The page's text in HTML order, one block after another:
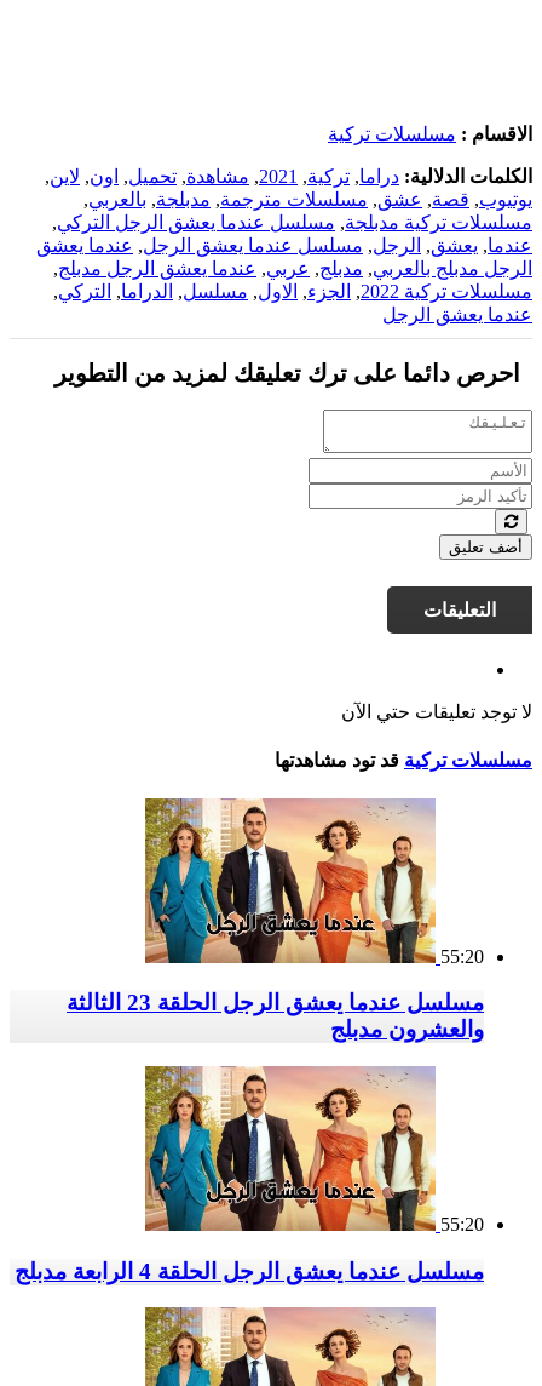
الاقسام : مسلسلات تركية
الكلمات الدلالية: دراما, تركية,
2021
, مشاهدة, تحميل, اون, لاين,
يوتيوب, قصة, عشق, مسلسلات مترجمة, مدبلجة, بالعربي,
مسلسلات تركية مدبلجة, مسلسل عندما يعشق الرجل التركي,
عندما, يعشق, الرجل, مسلسل عندما يعشق الرجل, عندما يعشق
الرجل مدبلج بالعربي, مدبلج, عربي, عندما يعشق الرجل مدبلج,
مسلسلات تركية 2022
, الجزء, الاول, مسلسل, الدراما, التركي,
عندما يعشق الرجل
احرص دائما على ترك تعليقك لمزيد من التطوير
أضف تعليق
التعليقات
لا توجد تعليقات حتي الآن
مسلسلات تركية قد تود مشاهدتها
55:20
مسلسل عندما يعشق الرجل الحلقة 23 الثالثة
والعشرون مدبلج
55:20
مسلسل عندما يعشق الرجل الحلقة 4 الرابعة مدبلج